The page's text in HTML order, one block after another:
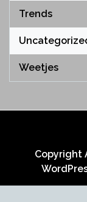
Trends
Weetjes
Copyright